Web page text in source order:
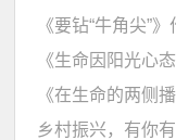
《要钻“牛角尖”
《生命因阳光心
《在生命的两侧